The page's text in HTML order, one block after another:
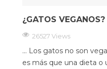
¿GATOS VEGANOS?
26527 Views
... Los gatos no son
es más que una dieta o